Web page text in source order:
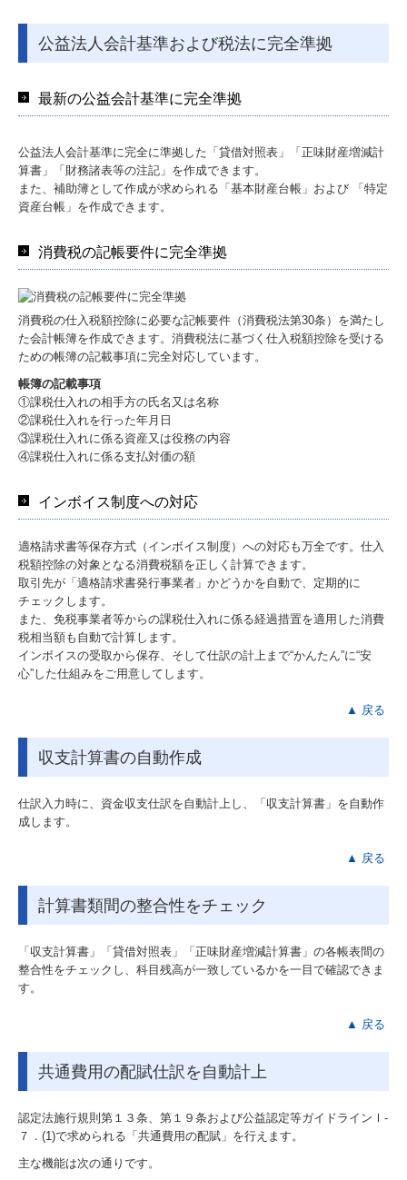
公益法人会計基準および税法に完全準拠
最新の公益会計基準に完全準拠
公益法人会計基準に完全に準拠した「貸借対照表」「正味財産増減計
算書」「財務諸表等の注記」を作成できます。
また、補助簿として作成が求められる「基本財産台帳」および 「特定
資産台帳」を作成できます。
消費税の記帳要件に完全準拠
消費税の仕入税額控除に必要な記帳要件（消費税法第30条）を満たし
た会計帳簿を作成できます。消費税法に基づく仕入税額控除を受ける
ための帳簿の記載事項に完全対応しています。
帳簿の記載事項
①課税仕入れの相手方の氏名又は名称
②課税仕入れを行った年月日
③課税仕入れに係る資産又は役務の内容
④課税仕入れに係る支払対価の額
インボイス制度への対応
適格請求書等保存方式（インボイス制度）への対応も万全です。仕入
税額控除の対象となる消費税額を正しく計算できます。
取引先が「適格請求書発行事業者」かどうかを自動で、定期的に
チェックします。
また、免税事業者等からの課税仕入れに係る経過措置を適用した消費
税相当額も自動で計算します。
インボイスの受取から保存、そして仕訳の計上まで“かんたん”に“安
心”した仕組みをご用意してします。
▲ 戻る
収支計算書の自動作成
仕訳入力時に、資金収支仕訳を自動計上し、「収支計算書」を自動作
成します。
▲ 戻る
計算書類間の整合性をチェック
「収支計算書」「貸借対照表」「正味財産増減計算書」の各帳表間の
整合性をチェックし、科目残高が一致しているかを一目で確認できま
す。
▲ 戻る
共通費用の配賦仕訳を自動計上
認定法施行規則第１３条、第１９条および公益認定等ガイドラインⅠ-
７．(1)で求められる「共通費用の配賦」を行えます。
主な機能は次の通りです。